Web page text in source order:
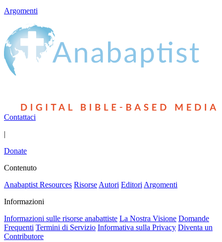
Argomenti
Contattaci
|
Donate
Contenuto
Anabaptist Resources RisorseAutori EditoriArgomenti
Informazioni
Informazioni sulle risorse anabattiste La Nostra Visione Domande
Frequenti Termini di Servizio Informativa sulla Privacy Diventa un
Contributore